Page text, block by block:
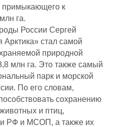
примыкающего к
га.
России Сергей
Арктика» стал самой
природной
млн га. Это также самый
парк и морской
По его словам,
сохранению
и птиц,
РФ и МСОП, а также их